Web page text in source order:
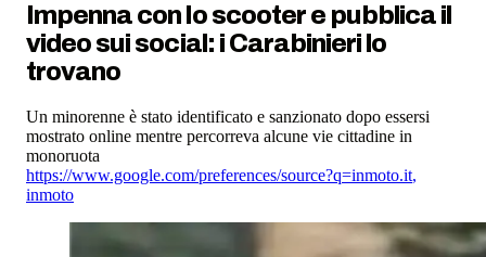
Impenna con lo scooter e pubblica il
video sui social: i Carabinieri lo
trovano
Un minorenne è stato identificato e sanzionato dopo essersi
mostrato online mentre percorreva alcune vie cittadine in
monoruota
https://www.google.com/preferences/source?q=inmoto.it,
inmoto